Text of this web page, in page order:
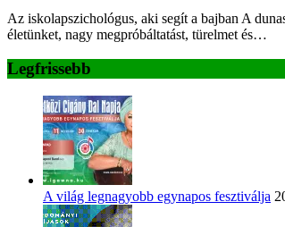
Az iskolapszichológus, aki segít a bajban A
életünket, nagy megpróbáltatást, türelmet és…
Legfrissebb
A világ legnagyobb egynapos fesztiválja